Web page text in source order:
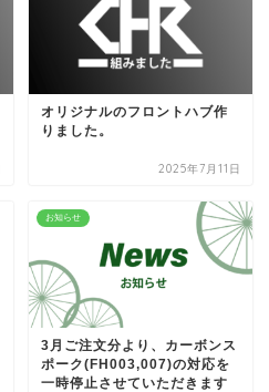
オリジナルのフロントハブ作
りました。
2025年7月11日
お知らせ
3月ご注文分より、カーボンス
ポーク(FH003,007)の対応を
一時停止させていただきます